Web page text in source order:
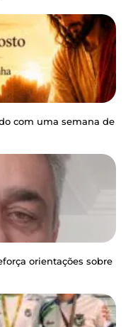
com uma semana de
orientações sobre